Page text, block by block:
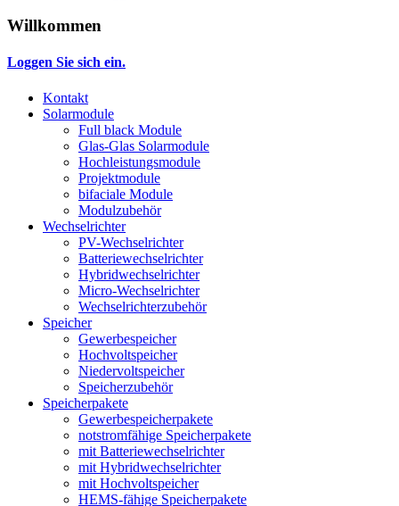
Willkommen
Loggen Sie sich ein.
Kontakt
Solarmodule
Full black Module
Glas-Glas Solarmodule
Hochleistungsmodule
Projektmodule
bifaciale Module
Modulzubehör
Wechselrichter
PV-Wechselrichter
Batteriewechselrichter
Hybridwechselrichter
Micro-Wechselrichter
Wechselrichterzubehör
Speicher
Gewerbespeicher
Hochvoltspeicher
Niedervoltspeicher
Speicherzubehör
Speicherpakete
Gewerbespeicherpakete
notstromfähige Speicherpakete
mit Batteriewechselrichter
mit Hybridwechselrichter
mit Hochvoltspeicher
HEMS-fähige Speicherpakete